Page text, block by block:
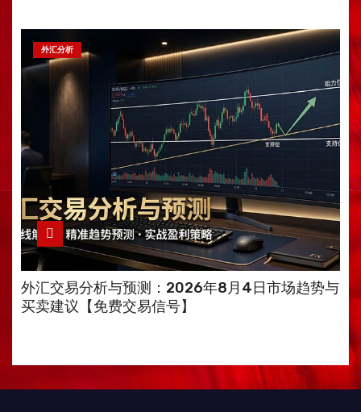
外汇分析
外汇交易分析与预测：2026年8月4日市场趋势与
买卖建议【免费交易信号】